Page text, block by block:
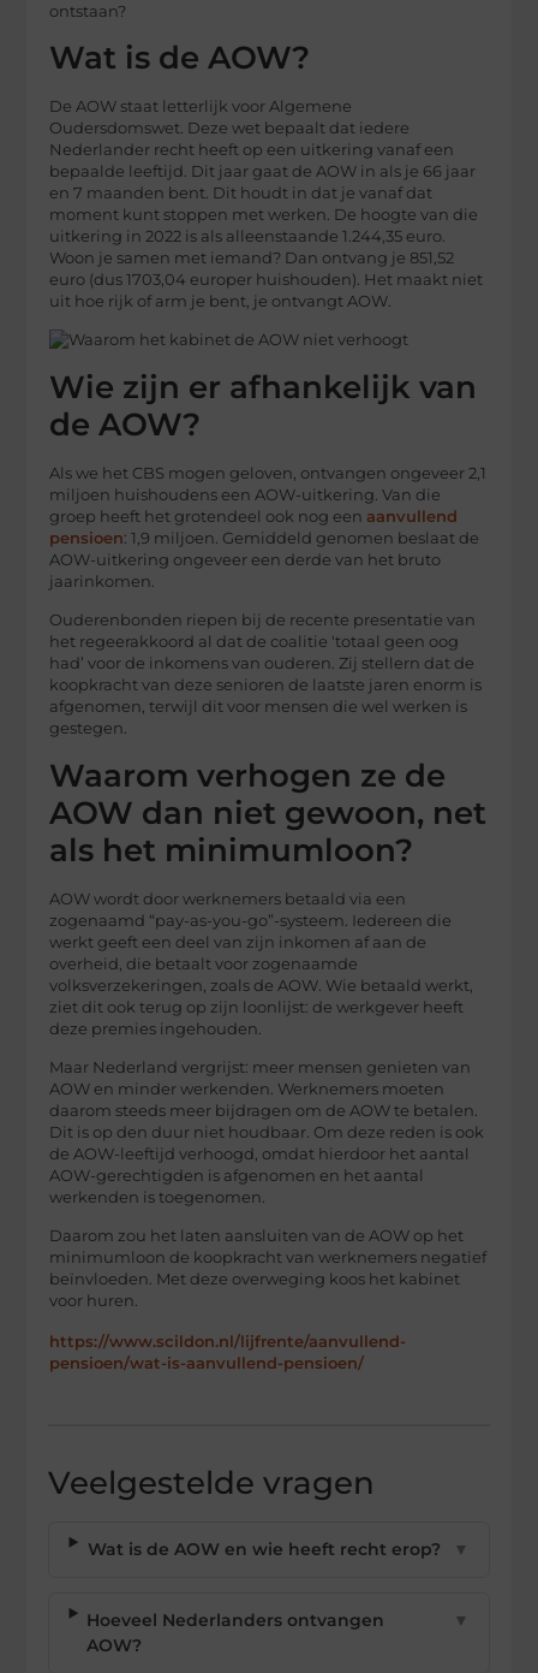
ontstaan?
Wat is de AOW?
De AOW staat letterlijk voor Algemene
Oudersdomswet. Deze wet bepaalt dat iedere
Nederlander recht heeft op een uitkering vanaf een
bepaalde leeftijd. Dit jaar gaat de AOW in als je 66 jaar
en 7 maanden bent. Dit houdt in dat je vanaf dat
moment kunt stoppen met werken. De hoogte van die
uitkering in 2022 is als alleenstaande 1.244,35 euro.
Woon je samen met iemand? Dan ontvang je 851,52
euro (dus 1703,04 europer huishouden). Het maakt niet
uit hoe rijk of arm je bent, je ontvangt AOW.
Wie zijn er afhankelijk van
de AOW?
Als we het CBS mogen geloven, ontvangen ongeveer 2,1
miljoen huishoudens een AOW-uitkering. Van die
groep heeft het grotendeel ook nog een aanvullend
pensioen: 1,9 miljoen. Gemiddeld genomen beslaat de
AOW-uitkering ongeveer een derde van het bruto
jaarinkomen.
Ouderenbonden riepen bij de recente presentatie van
het regeerakkoord al dat de coalitie ‘totaal geen oog
had’ voor de inkomens van ouderen. Zij stellern dat de
koopkracht van deze senioren de laatste jaren enorm is
afgenomen, terwijl dit voor mensen die wel werken is
gestegen.
Waarom verhogen ze de
AOW dan niet gewoon, net
als het minimumloon?
AOW wordt door werknemers betaald via een
zogenaamd “pay-as-you-go”-systeem. Iedereen die
werkt geeft een deel van zijn inkomen af ​​aan de
overheid, die betaalt voor zogenaamde
volksverzekeringen, zoals de AOW. Wie betaald werkt,
ziet dit ook terug op zijn loonlijst: de werkgever heeft
deze premies ingehouden.
Maar Nederland vergrijst: meer mensen genieten van
AOW en minder werkenden. Werknemers moeten
daarom steeds meer bijdragen om de AOW te betalen.
Dit is op den duur niet houdbaar. Om deze reden is ook
de AOW-leeftijd verhoogd, omdat hierdoor het aantal
AOW-gerechtigden is afgenomen en het aantal
werkenden is toegenomen.
Daarom zou het laten aansluiten van de AOW op het
minimumloon de koopkracht van werknemers negatief
beïnvloeden. Met deze overweging koos het kabinet
voor huren.
https://www.scildon.nl/lijfrente/aanvullend-
pensioen/wat-is-aanvullend-pensioen/
Veelgestelde vragen
Wat is de AOW en wie heeft recht erop? ▼
Hoeveel Nederlanders ontvangen
AOW?
▼